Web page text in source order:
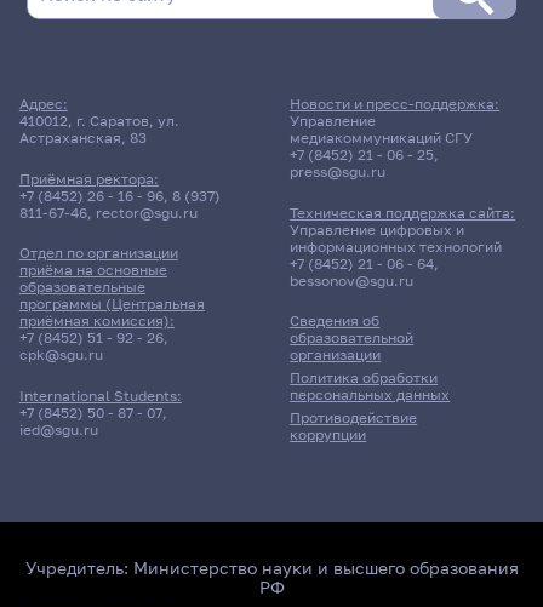
Адрес:
410012, г. Саратов, ул.
Астраханская, 83
Приёмная ректора:
+7 (8452) 26 - 16 - 96, 8 (937)
811-67-46, rector@sgu.ru
Отдел по организации
приёма на основные
образовательные
программы (Центральная
приёмная комиссия):
+7 (8452) 51 - 92 - 26,
cpk@sgu.ru
International Students:
+7 (8452) 50 - 87 - 07,
ied@sgu.ru
Сведения об
образовательной
организации
Политика обработки
персональных данных
Противодействие
коррупции
Новости и пресс-поддержка:
Управление
медиакоммуникаций СГУ
+7 (8452) 21 - 06 - 25,
press@sgu.ru
Техническая поддержка сайта:
Управление цифровых и
информационных технологий
+7 (8452) 21 - 06 - 64,
bessonov@sgu.ru
Учредитель: Министерство науки и высшего образования
РФ